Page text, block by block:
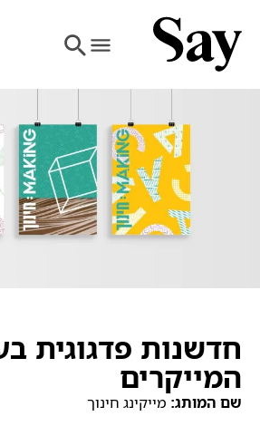
חדשנות פדגוגית
המייקרים
שם המותג: מייקינג חינוך